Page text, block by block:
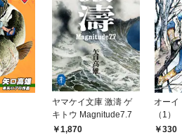
ヤマケイ文庫 激濤 ゲ
キトウ Magnitude7.7
1,870
オーイ
（1）
330